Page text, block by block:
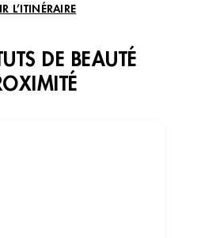
L’ITINÉRAIRE
DE BEAUTÉ